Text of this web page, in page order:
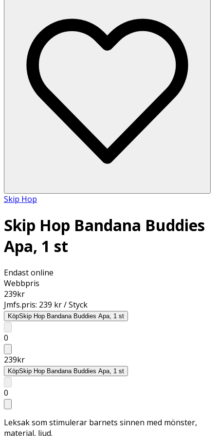
Skip Hop
Skip Hop Bandana Buddies
Apa, 1 st
Endast online
Webbpris
239kr
Jmfs.pris: 239 kr / Styck
KöpSkip Hop Bandana Buddies Apa, 1 st
0
239kr
KöpSkip Hop Bandana Buddies Apa, 1 st
0
Leksak som stimulerar barnets sinnen med mönster,
material, ljud.